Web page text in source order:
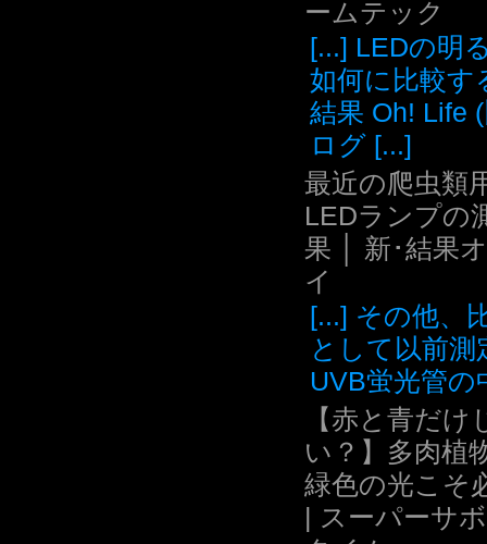
ームテック
[...] LEDの明
如何に比較す
結果 Oh! Life
ログ [...]
最近の爬虫類
LEDランプの
果 │ 新･結果
イ
[...] その他、
として以前測
UVB蛍光管の
【赤と青だけ
い？】多肉植
緑色の光こそ
| スーパーサ